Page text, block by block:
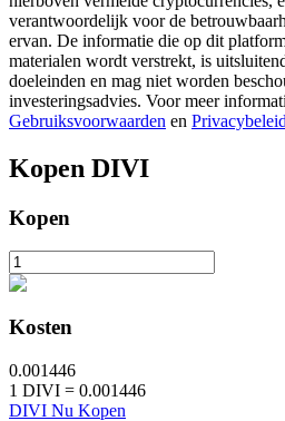
BTR-vergrendelingen
Exclusieve beleggingen voor
Leningen
Door crypto ondersteunde
verantwoordelijk voor de
ervan. De informatie die op dit
materialen wordt verstrekt, is
doeleinden en mag niet worden
investeringsadvies. Voor meer
Gebruiksvoorwaarden en Privacybeleid
Kopen DIVI
Kopen
Kosten
0.001446
1 DIVI = 0.001446
DIVI Nu Kopen